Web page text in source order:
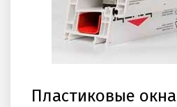
Пластиковые